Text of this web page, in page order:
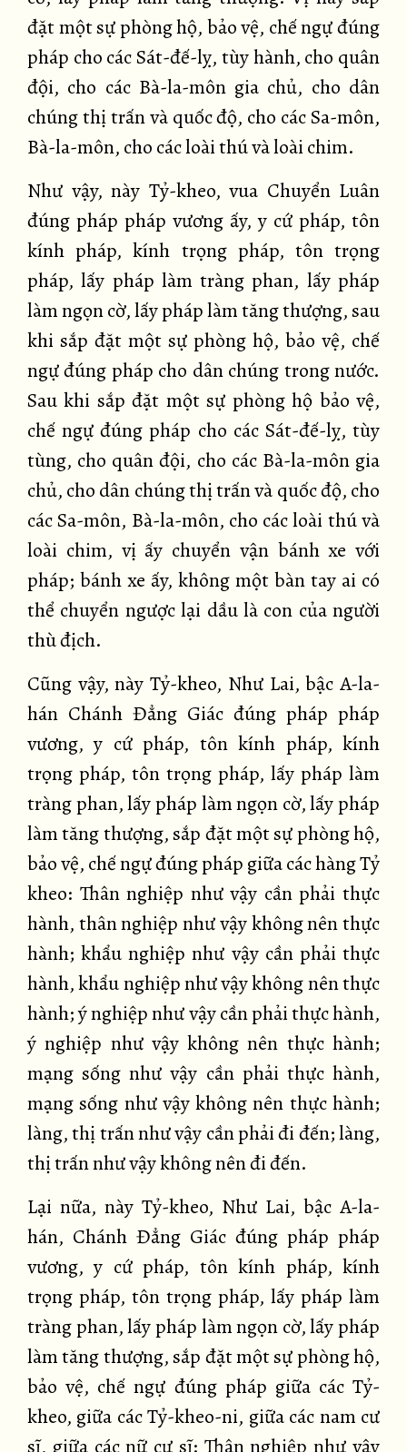
đặt một sự phòng hộ, bảo vệ, chế ngự đúng
pháp cho các Sát-đế-lỵ, tùy hành, cho quân
đội, cho các Bà-la-môn gia chủ, cho dân
chúng thị trấn và quốc độ, cho các Sa-môn,
Bà-la-môn, cho các loài thú và loài chim.
Như vậy, này Tỷ-kheo, vua Chuyển Luân
đúng pháp pháp vương ấy, y cứ pháp, tôn
kính pháp, kính trọng pháp, tôn trọng
pháp, lấy pháp làm tràng phan, lấy pháp
làm ngọn cờ, lấy pháp làm tăng thượng, sau
khi sắp đặt một sự phòng hộ, bảo vệ, chế
ngự đúng pháp cho dân chúng trong nước.
Sau khi sắp đặt một sự phòng hộ bảo vệ,
chế ngự đúng pháp cho các Sát-đế-lỵ, tùy
tùng, cho quân đội, cho các Bà-la-môn gia
chủ, cho dân chúng thị trấn và quốc độ, cho
các Sa-môn, Bà-la-môn, cho các loài thú và
loài chim, vị ấy chuyển vận bánh xe với
pháp; bánh xe ấy, không một bàn tay ai có
thể chuyển ngược lại dầu là con của người
thù địch.
Cũng vậy, này Tỷ-kheo, Như Lai, bậc A-la-
hán Chánh Đẳng Giác đúng pháp pháp
vương, y cứ pháp, tôn kính pháp, kính
trọng pháp, tôn trọng pháp, lấy pháp làm
tràng phan, lấy pháp làm ngọn cờ, lấy pháp
làm tăng thượng, sắp đặt một sự phòng hộ,
bảo vệ, chế ngự đúng pháp giữa các hàng Tỷ
kheo: Thân nghiệp như vậy cần phải thực
hành, thân nghiệp như vậy không nên thực
hành; khẩu nghiệp như vậy cần phải thực
hành, khẩu nghiệp như vậy không nên thực
hành; ý nghiệp như vậy cần phải thực hành,
ý nghiệp như vậy không nên thực hành;
mạng sống như vậy cần phải thực hành,
mạng sống như vậy không nên thực hành;
làng, thị trấn như vậy cần phải đi đến; làng,
thị trấn như vậy không nên đi đến.
Lại nữa, này Tỷ-kheo, Như Lai, bậc A-la-
hán, Chánh Đẳng Giác đúng pháp pháp
vương, y cứ pháp, tôn kính pháp, kính
trọng pháp, tôn trọng pháp, lấy pháp làm
tràng phan, lấy pháp làm ngọn cờ, lấy pháp
làm tăng thượng, sắp đặt một sự phòng hộ,
bảo vệ, chế ngự đúng pháp giữa các Tỷ-
kheo, giữa các Tỷ-kheo-ni, giữa các nam cư
sĩ, giữa các nữ cư sĩ: Thân nghiệp như vậy